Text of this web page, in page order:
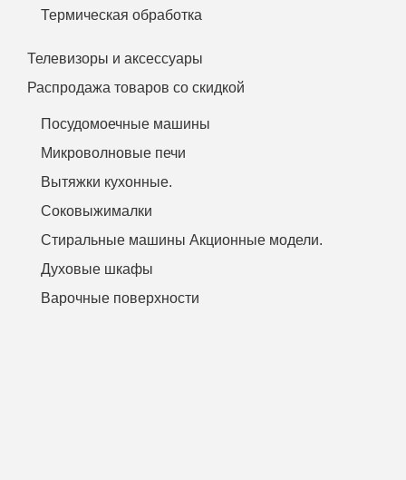
Термическая обработка
Телевизоры и аксессуары
Распродажа товаров со скидкой
Посудомоечные машины
Микроволновые печи
Вытяжки кухонные.
Соковыжималки
Стиральные машины Акционные модели.
Духовые шкафы
Варочные поверхности